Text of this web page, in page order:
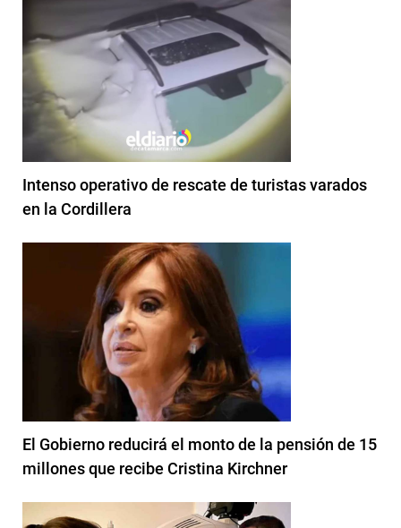
Intenso operativo de rescate de turistas varados
en la Cordillera
El Gobierno reducirá el monto de la pensión de 15
millones que recibe Cristina Kirchner